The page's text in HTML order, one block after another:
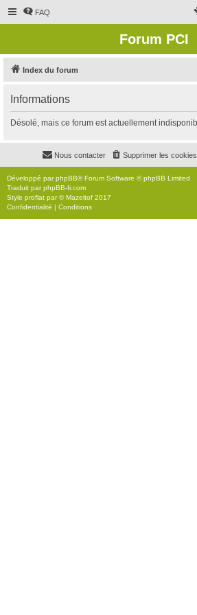
FAQ
Forum PCI
Index du forum
Informations
Désolé, mais ce forum est actuellement
Supprimer les cookies
Nous contacter
Développé parphpBB® Forum Software © phpBB Limited
Traduit parphpBB-fr.com
Style proflat par ©Mazeltof 2017
Confidentialité | Conditions